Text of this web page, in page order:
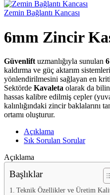
Zemin Bağlantı Kancası
6mm Zincir
Güvenlift uzmanlığıyla sunulan
kaldırma ve güç aktarım
yönlendirilmesini sağlayan en
Sektörde Kavaleta olarak da
hassas kalibre edilmiş cepler
kalınlığındaki zincir baklalarını
ortamı oluşturur.
Açıklama
Sık Sorulan Sorular
Açıklama
Başlıklar
Teknik Özellikler ve Üretim